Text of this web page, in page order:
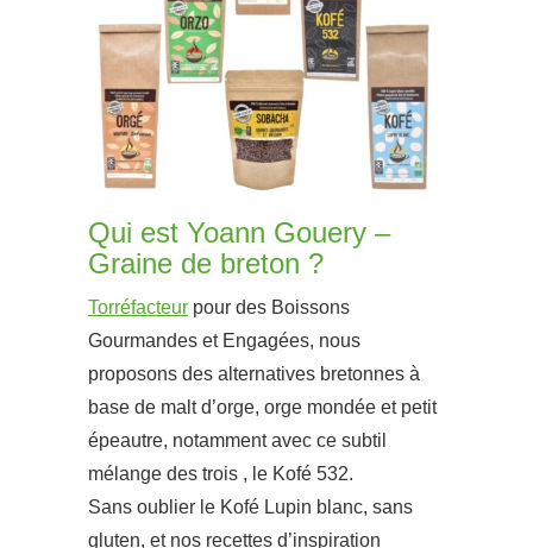
Qui est Yoann Gouery –
Graine de breton ?
Torréfacteur pour des Boissons
Gourmandes et Engagées, nous
proposons des alternatives bretonnes à
base de malt d’orge, orge mondée et petit
épeautre, notamment avec ce subtil
mélange des trois , le Kofé 532.
Sans oublier le Kofé Lupin blanc, sans
gluten, et nos recettes d’inspiration